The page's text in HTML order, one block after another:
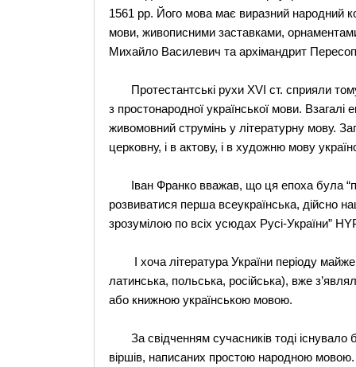
1561 pp. Його мова має виразний народний
мови, живописними заставками,
Михайло Василевич та архімандрит
Протестантські рухи ХVІ ст. сприяли
з простонародної української мови.
живомовний струмінь у літературну мову.
церковну, і в актову, і в художню мову
Іван Франко вважав, що ця епоха була
розвиватися перша всеукраїнська, дійсно
зрозумілою по всіх усюдах Русі-України”
І хоча література України періоду майже
латинська, польська, російська), вже
або книжною українською мовою.
За свідченням сучасників тоді існувало
віршів, написаних простою народною